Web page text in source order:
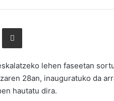
lehen faseetan
28an, inauguratuko da
hautatu dira.